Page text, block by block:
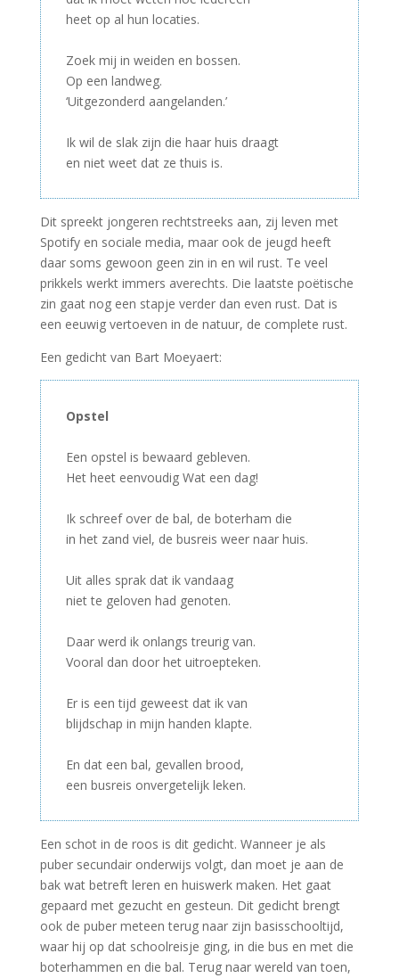
heet op al hun locaties.
Zoek mij in weiden en bossen.
Op een landweg.
‘Uitgezonderd aangelanden.’
Ik wil de slak zijn die haar huis draagt
en niet weet dat ze thuis is.
Dit spreekt jongeren rechtstreeks aan, zij leven met
Spotify en sociale media, maar ook de jeugd heeft
daar soms gewoon geen zin in en wil rust. Te veel
prikkels werkt immers averechts. Die laatste poëtische
zin gaat nog een stapje verder dan even rust. Dat is
een eeuwig vertoeven in de natuur, de complete rust.
Een gedicht van Bart Moeyaert:
Opstel
Een opstel is bewaard gebleven.
Het heet eenvoudig Wat een dag!
Ik schreef over de bal, de boterham die
in het zand viel, de busreis weer naar huis.
Uit alles sprak dat ik vandaag
niet te geloven had genoten.
Daar werd ik onlangs treurig van.
Vooral dan door het uitroepteken.
Er is een tijd geweest dat ik van
blijdschap in mijn handen klapte.
En dat een bal, gevallen brood,
een busreis onvergetelijk leken.
Een schot in de roos is dit gedicht. Wanneer je als
puber secundair onderwijs volgt, dan moet je aan de
bak wat betreft leren en huiswerk maken. Het gaat
gepaard met gezucht en gesteun. Dit gedicht brengt
ook de puber meteen terug naar zijn basisschooltijd,
waar hij op dat schoolreisje ging, in die bus en met die
boterhammen en die bal. Terug naar wereld van toen,